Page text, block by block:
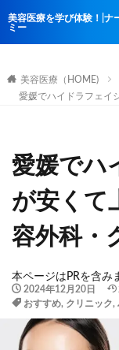
美容医療を学び体験！|ナ
ミー
美容医療（HOME)
愛媛でハイドラフェイ
愛媛でハ
が安くて
容外科・
本ページはPRを含み
2024年12月20日
おすすめ, クリニック,